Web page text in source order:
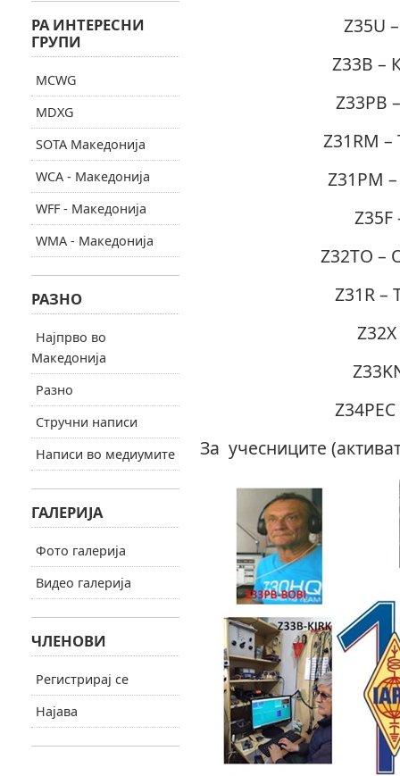
Z35U
Z33B –
Z33PB
Z31RM
Z31PM
Z35F
Z32TO –
Z31R –
За учесниците
РА ИНТЕРЕСНИ
ГРУПИ
MCWG
MDXG
SOTA Македонија
WCA - Македонија
WFF - Македонија
WMA - Македонија
РАЗНО
Најпрво во
Македонија
Разно
Стручни написи
Написи во медиумите
ГАЛЕРИЈА
Фото галерија
Видео галерија
ЧЛЕНОВИ
Регистрирај се
Најава